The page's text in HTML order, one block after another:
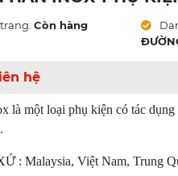
Còn hàng
hệ
là một loại phụ kiện có tác
: Malaysia, Việt Nam, Trung